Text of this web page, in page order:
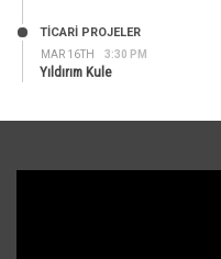
MAR 16TH 3:30 PM
TİCARİ PROJELER
Yıldırım Kule